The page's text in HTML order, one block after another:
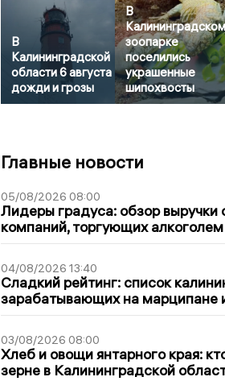
В
Калининградской
области 6 августа
дожди и грозы
В
зоопарке
поселились
украшенные
шипохвосты
Главные новости
05/08/2026 08:00
Лидеры градуса: обзор
компаний, торгующих алкоголем
04/08/2026 13:40
Сладкий рейтинг: список
зарабатывающих на марципане
03/08/2026 08:00
Хлеб и овощи янтарного края:
зерне в Калининградской